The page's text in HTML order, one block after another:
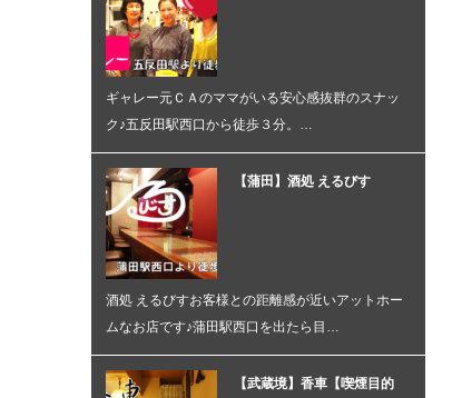
ギャレー元ＣＡのママがいる安心感抜群のスナッ
ク♪五反田駅西口から徒歩３分。…
【蒲田】酒処 えるびす
酒処 えるびすお客様との距離感が近いアットホー
ムなお店です♪蒲田駅西口を出たら目…
【武蔵境】香車【喫煙目的